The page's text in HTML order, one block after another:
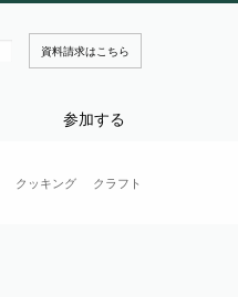
資料請求はこちら
参加する
クッキング クラフト